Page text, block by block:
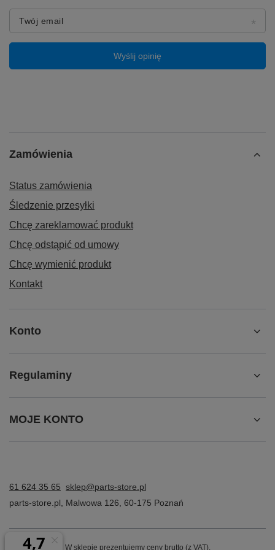
Szkło hartowane JSAUX do Lenovo Legion Go to
niezbędny gadżet dla każdego, kto ceni sobie
Twój email
Wyślij opinię
Zamówienia
Status zamówienia
Śledzenie przesyłki
Chcę zareklamować produkt
Chcę odstąpić od umowy
Chcę wymienić produkt
Kontakt
Konto
Regulaminy
MOJE KONTO
61 624 35 65 sklep@parts-store.pl
parts-store.pl
Malwowa 126 60-175 Poznań
W sklepie prezentujemy ceny brutto (z VAT).